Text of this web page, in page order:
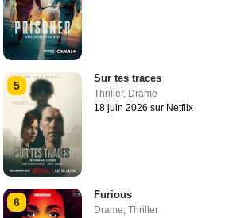
5
Sur tes traces
Thriller, Drame
18 juin 2026 sur Netflix
6
Furious
Drame, Thriller